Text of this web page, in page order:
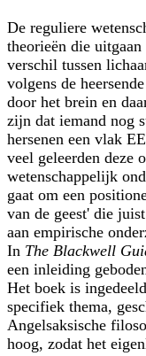
De reguliere
theorieën die
verschil tussen
volgens de
door het brein en
zijn dat iemand nog
hersenen een vlak
veel geleerden deze
wetenschappelijk
gaat om een
van de geest' die
aan empirische
In The Blackwell
een inleiding
Het boek is
specifiek thema,
Angelsaksische
hoog, zodat het